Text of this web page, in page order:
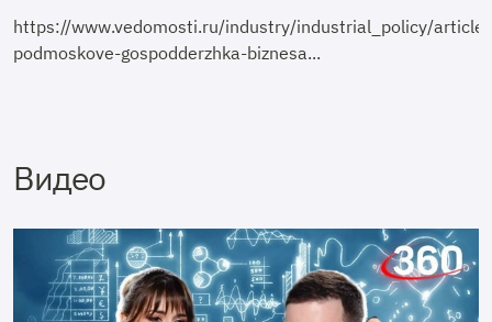
https://www.vedomosti.ru/industry/industrial_policy/
podmoskove-gospodderzhka-biznesa...
Видео